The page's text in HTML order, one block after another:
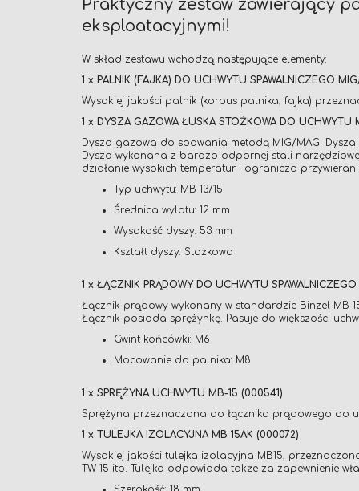
Praktyczny zestaw zawierający
eksploatacyjnymi!
W skład zestawu wchodzą następujące elementy:
1 x PALNIK (FAJKA) DO UCHWYTU SPAWALNICZEGO
Wysokiej jakości palnik (korpus palnika, fajka)
1 x DYSZA GAZOWA ŁUSKA STOŻKOWA DO
Dysza gazowa do spawania metodą MIG/MAG. Dysza
Dysza wykonana z bardzo odpornej stali
działanie wysokich temperatur i ogranicza
Typ uchwytu: MB 13/15
Średnica wylotu: 12 mm
Wysokość dyszy: 53 mm
Kształt dyszy: Stożkowa
1 x ŁĄCZNIK PRĄDOWY DO UCHWYTU
Łącznik prądowy wykonany w standardzie Binzel MB
Łącznik posiada sprężynkę. Pasuje do większości
Gwint końcówki: M6
Mocowanie do palnika: M8
1 x SPRĘŻYNA UCHWYTU MB-15 (000541)
Sprężyna przeznaczona do łącznika prądowego do
1 x TULEJKA IZOLACYJNA MB 15AK (000072)
Wysokiej jakości tulejka izolacyjna MB15,
TW 15 itp. Tulejka odpowiada także za zapewnienie